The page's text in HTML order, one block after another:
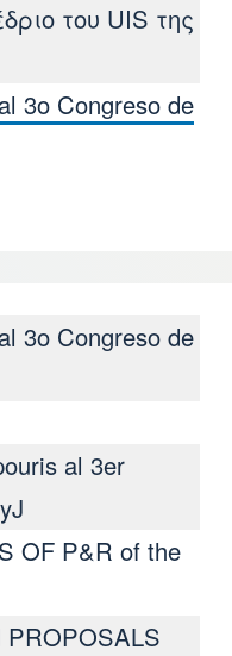
του UIS της
for III
3ο Congreso de
3ο Congreso de
al 3er
OF P&R of the